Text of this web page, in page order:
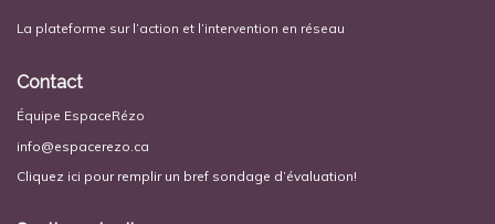
La plateforme sur l’action et l’intervention en réseau
Contact
Équipe EspaceRézo
info@espacerezo.ca
Cliquez ici pour remplir un bref sondage d’évaluation!